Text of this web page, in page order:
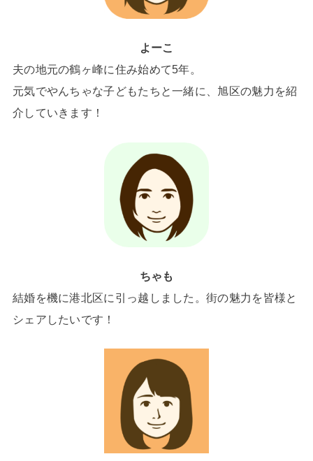
よーこ
夫の地元の鶴ヶ峰に住み始めて5年。
元気でやんちゃな子どもたちと一緒に、旭区の魅力を紹
介していきます！
ちゃも
結婚を機に港北区に引っ越しました。街の魅力を皆様と
シェアしたいです！